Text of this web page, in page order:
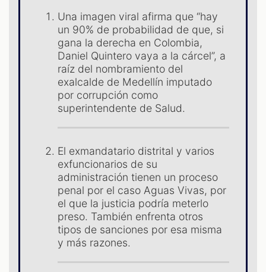
Una imagen viral afirma que “hay
un 90% de probabilidad de que, si
gana la derecha en Colombia,
Daniel Quintero vaya a la cárcel”, a
raíz del nombramiento del
exalcalde de Medellín imputado
por corrupción como
superintendente de Salud.
El exmandatario distrital y varios
exfuncionarios de su
administración tienen un proceso
penal por el caso Aguas Vivas, por
el que la justicia podría meterlo
preso. También enfrenta otros
tipos de sanciones por esa misma
y más razones.